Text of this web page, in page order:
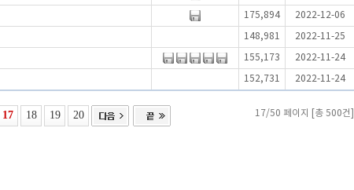
175,894 2022-12-06
148,981 2022-11-25
155,173 2022-11-24
152,731 2022-11-24
17 18 19 20 17/50 페이지 [총 500건]